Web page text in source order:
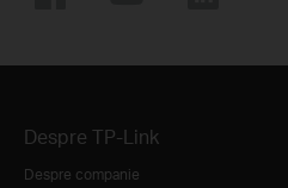
Despre TP-Link
Despre companie